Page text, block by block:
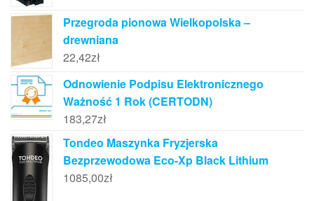
Przegroda pionowa Wielkopolska –
drewniana
22,42zł
Odnowienie Podpisu Elektronicznego
Ważność 1 Rok (CERTODN)
183,27zł
Tondeo Maszynka Fryzjerska
Bezprzewodowa Eco-Xp Black Lithium
1085,00zł